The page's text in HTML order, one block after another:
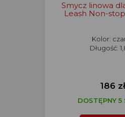
Smycz linowa
Leash Non-
Kolor:
Długość:
186 zł
DOSTĘPNY 5